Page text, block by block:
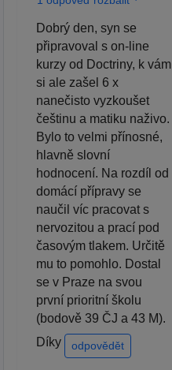
Dobrý den, syn se
připravoval s on-line
kurzy od Doctriny, k vám
si ale zašel 6 x
nanečisto vyzkoušet
češtinu a matiku naživo.
Bylo to velmi přínosné,
hlavně slovní
hodnocení. Na rozdíl od
domácí přípravy se
naučil víc pracovat s
nervozitou a prací pod
časovým tlakem. Určitě
mu to pomohlo. Dostal
se v Praze na svou
první prioritní školu
(bodově 39 ČJ a 43 M).
Díky
odpovědět